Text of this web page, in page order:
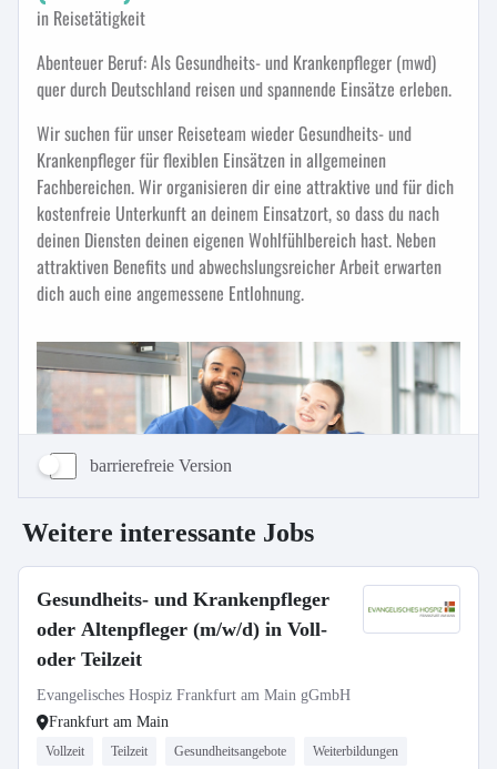
barrierefreie Version
Weitere interessante Jobs
Gesundheits- und Krankenpfleger
oder Altenpfleger (m/w/d) in Voll-
oder Teilzeit
Evangelisches Hospiz Frankfurt am Main gGmbH
Frankfurt am Main
Vollzeit Teilzeit Gesundheitsangebote Weiterbildungen